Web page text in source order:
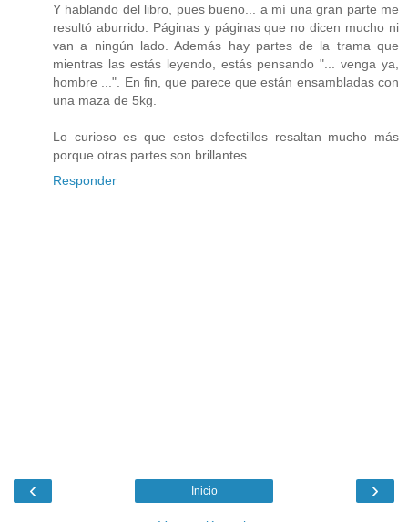
Y hablando del libro, pues bueno... a mí una gran parte me
resultó aburrido. Páginas y páginas que no dicen mucho ni
van a ningún lado. Además hay partes de la trama que
mientras las estás leyendo, estás pensando "... venga ya,
hombre ...". En fin, que parece que están ensambladas con
una maza de 5kg.
Lo curioso es que estos defectillos resaltan mucho más
porque otras partes son brillantes.
Responder
‹ ›
Inicio